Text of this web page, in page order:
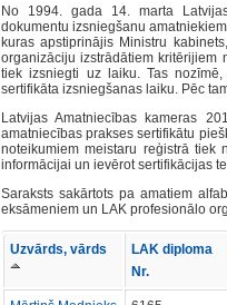
No 1994. gada 14. marta
dokumentu izsniegšanu
kuras apstiprinājis Ministru
organizāciju izstrādātiem kritērijiem
tiek izsniegti uz laiku. Tas
sertifikāta izsniegšanas laiku. Pēc
Latvijas Amatniecības kameras
amatniecības prakses sertifikātu
noteikumiem meistaru reģistrā tiek
informācijai un ievērot sertifikācijas
Saraksts sakārtots pa amatiem
eksāmeniem un LAK profesionālo
Uzvārds, vārds
LAK diploma
Nr.